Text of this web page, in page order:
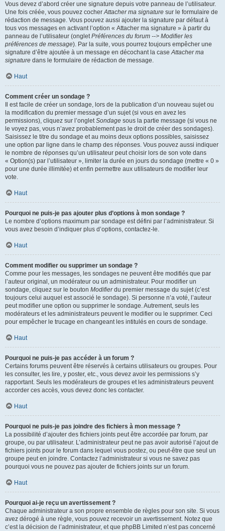
Vous devez d’abord créer une signature depuis votre panneau de l’utilisateur.
Une fois créée, vous pouvez cocherAttacher ma signature sur le formulaire de
rédaction de message. Vous pouvez aussi ajouter la signature par défaut à
tous vos messages en activant l’option « Attacher ma signature » à partir du
panneau de l’utilisateur (ongletPréférences du forum --> Modifier les
préférences de message). Par la suite, vous pourrez toujours empêcher une
signature d’être ajoutée à un message en décochant la caseAttacher ma
signature dans le formulaire de rédaction de message.
Haut
Comment créer un sondage ?
Il est facile de créer un sondage, lors de la publication d’un nouveau sujet ou
la modification du premier message d’un sujet (si vous en avez les
permissions), cliquez sur l’ongletSondage sous la partie message (si vous ne
le voyez pas, vous n’avez probablement pas le droit de créer des sondages).
Saisissez le titre du sondage et au moins deux options possibles, saisissez
une option par ligne dans le champ des réponses. Vous pouvez aussi indiquer
le nombre de réponses qu’un utilisateur peut choisir lors de son vote dans
« Option(s) par l’utilisateur », limiter la durée en jours du sondage (mettre « 0 »
pour une durée illimitée) et enfin permettre aux utilisateurs de modifier leur
vote.
Haut
Pourquoi ne puis-je pas ajouter plus d’options à mon sondage ?
Le nombre d’options maximum par sondage est défini par l’administrateur. Si
vous avez besoin d’indiquer plus d’options, contactez-le.
Haut
Comment modifier ou supprimer un sondage ?
Comme pour les messages, les sondages ne peuvent être modifiés que par
l’auteur original, un modérateur ou un administrateur. Pour modifier un
sondage, cliquez sur le bouton Modifierdu premier message du sujet (c’est
toujours celui auquel est associé le sondage). Si personne n’a voté, l’auteur
peut modifier une option ou supprimer le sondage. Autrement, seuls les
modérateurs et les administrateurs peuvent le modifier ou le supprimer. Ceci
pour empêcher le trucage en changeant les intitulés en cours de sondage.
Haut
Pourquoi ne puis-je pas accéder à un forum ?
Certains forums peuvent être réservés à certains utilisateurs ou groupes. Pour
les consulter, les lire, y poster, etc., vous devez avoir les permissions s’y
rapportant. Seuls les modérateurs de groupes et les administrateurs peuvent
accorder ces accès, vous devez donc les contacter.
Haut
Pourquoi ne puis-je pas joindre des fichiers à mon message ?
La possibilité d’ajouter des fichiers joints peut être accordée par forum, par
groupe, ou par utilisateur. L’administrateur peut ne pas avoir autorisé l’ajout de
fichiers joints pour le forum dans lequel vous postez, ou peut-être que seul un
groupe peut en joindre. Contactez l’administrateur si vous ne savez pas
pourquoi vous ne pouvez pas ajouter de fichiers joints sur un forum.
Haut
Pourquoi ai-je reçu un avertissement ?
Chaque administrateur a son propre ensemble de règles pour son site. Si vous
avez dérogé à une règle, vous pouvez recevoir un avertissement. Notez que
c’est la décision de l’administrateur, et que phpBB Limited n’est pas concerné